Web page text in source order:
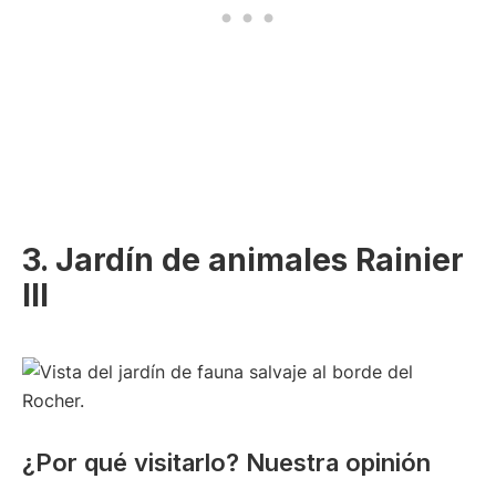
3. Jardín de animales Rainier
III
¿Por qué visitarlo? Nuestra opinión